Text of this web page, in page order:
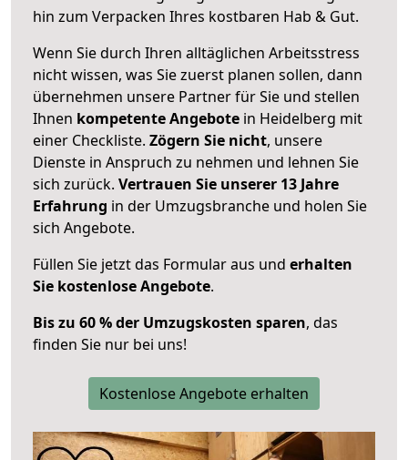
hin zum Verpacken Ihres kostbaren Hab & Gut.
Wenn Sie durch Ihren alltäglichen Arbeitsstress
nicht wissen, was Sie zuerst planen sollen, dann
übernehmen unsere Partner für Sie und stellen
Ihnen kompetente Angebote in Heidelberg mit
einer Checkliste. Zögern Sie nicht, unsere
Dienste in Anspruch zu nehmen und lehnen Sie
sich zurück. Vertrauen Sie unserer 13 Jahre
Erfahrung in der Umzugsbranche und holen Sie
sich Angebote.
Füllen Sie jetzt das Formular aus und erhalten
Sie kostenlose Angebote.
Bis zu 60 % der Umzugskosten sparen, das
finden Sie nur bei uns!
Kostenlose Angebote erhalten